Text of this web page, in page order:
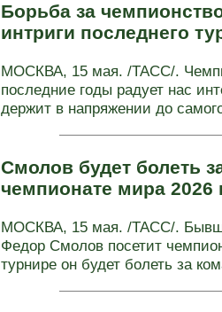
Борьба за
интриги последнего
МОСКВА, 15 мая. /ТАСС/.
последние годы радует нас
держит в напряжении до
Смолов будет болеть
чемпионате мира 2026
МОСКВА, 15 мая. /ТАСС/.
Федор Смолов посетит
турнире он будет болеть за